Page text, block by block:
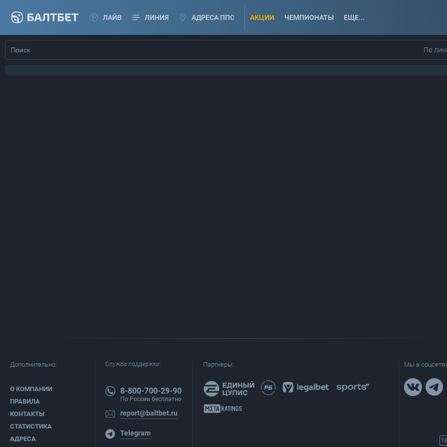
ЛАЙВ ЛИНИЯ АДРЕСА ППС АКЦИИ ЧЕМПИОНАТЫ ЕЩЕ...
По
Дополнительно:
О КОМПАНИИ
ПРАВИЛА
КОНТАКТЫ
СТАТИСТИКА
АДРЕСА
Служба поддержки:
8-800-700-29-90
По России бесплатно
report@baltbet.ru
Telegram
Партнеры: Мы в